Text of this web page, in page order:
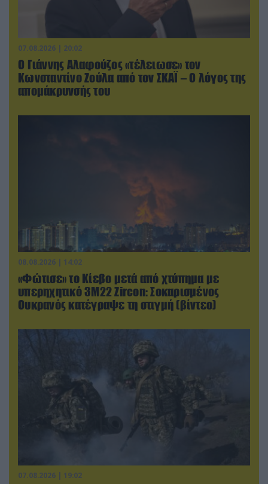
07.08.2026 | 20:02
Ο Γιάννης Αλαφούζος «τέλειωσε» τον
Κωνσταντίνο Ζούλα από τον ΣΚΑΪ – Ο λόγος της
απομάκρυνσής του
08.08.2026 | 14:02
«Φώτισε» το Κίεβο μετά από χτύπημα με
υπερηχητικό 3M22 Zircon: Σοκαρισμένος
Ουκρανός κατέγραψε τη στιγμή (βίντεο)
07.08.2026 | 19:02